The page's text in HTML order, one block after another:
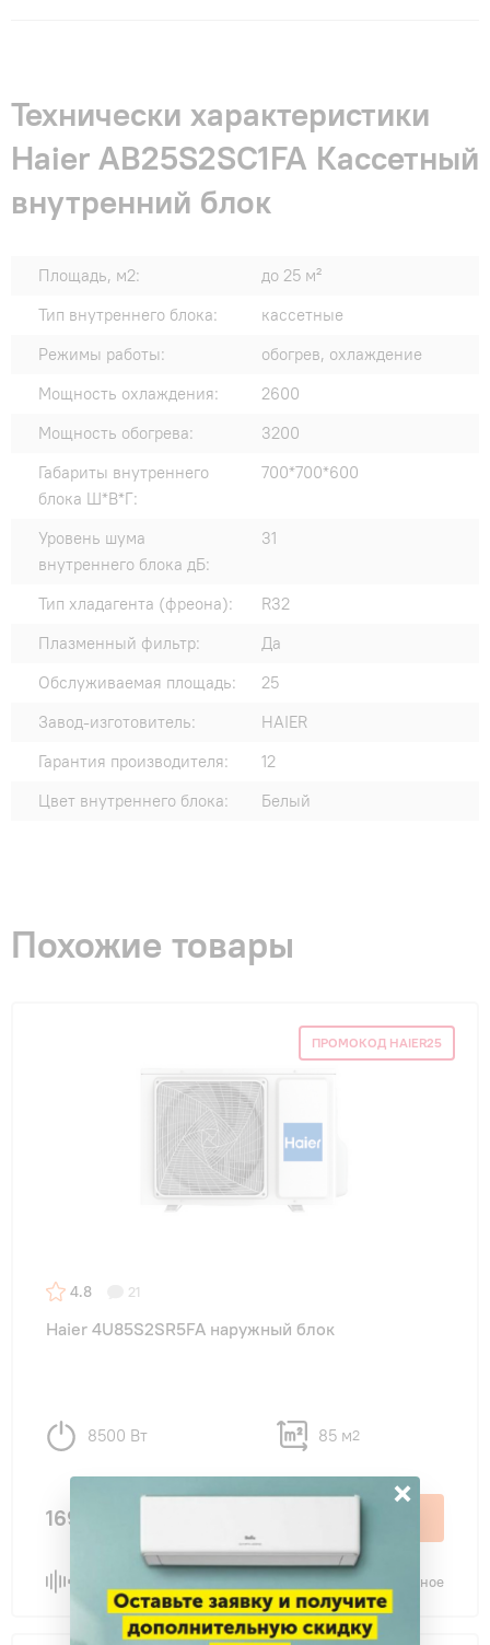
Технически характеристики
Haier AB25S2SC1FA Кассетный
внутренний блок
Площадь, м2:
до 25 м²
Тип внутреннего блока:
кассетные
Режимы работы:
обогрев, охлаждение
Мощность охлаждения:
2600
Мощность обогрева:
3200
Габариты внутреннего
блока Ш*В*Г:
700*700*600
Уровень шума
внутреннего блока дБ:
31
Тип хладагента (фреона):
R32
Плазменный фильтр:
Да
Обслуживаемая площадь:
25
Завод-изготовитель:
HAIER
Гарантия производителя:
12
Цвет внутреннего блока:
Белый
Похожие товары
ПРОМОКОД HAIER25
4.8 21
Haier 4U85S2SR5FA наружный блок
8500 Вт 85 м2
169 200 ₽
В избранное
×